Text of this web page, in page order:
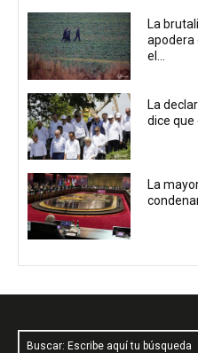
La
apodera
el...
La
dice que
La
Buscar: Escribe aquí tu búsqueda